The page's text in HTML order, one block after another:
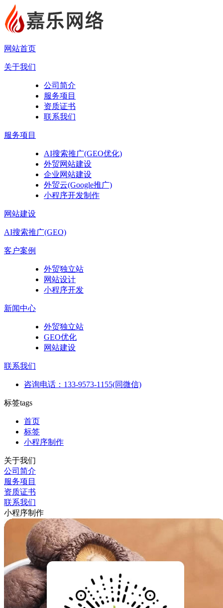
网站首页
关于我们
公司简介
服务项目
资质证书
联系我们
服务项目
AI搜索推广(GEO优化)
外贸网站建设
企业网站建设
外贸云(Google推广)
小程序开发制作
网站建设
AI搜索推广(GEO)
客户案例
外贸独立站
网站设计
小程序开发
新闻中心
外贸独立站
GEO优化
网站建设
联系我们
咨询电话：133-9573-1155(同微信)
标签tags
首页
标签
小程序制作
关于我们
公司简介
服务项目
资质证书
联系我们
小程序制作